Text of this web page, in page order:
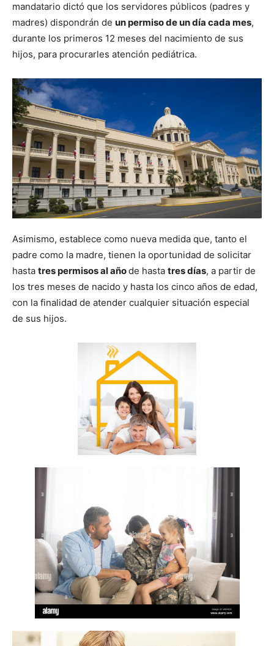
mandatario dictó que los servidores públicos (padres y
madres) dispondrán de un permiso de un día cada mes,
durante los primeros 12 meses del nacimiento de sus
hijos, para procurarles atención pediátrica.
Asimismo, establece como nueva medida que, tanto el
padre como la madre, tienen la oportunidad de solicitar
hasta tres permisos al añode hasta tres días, a partir de
los tres meses de nacido y hasta los cinco años de edad,
con la finalidad de atender cualquier situación especial
de sus hijos.